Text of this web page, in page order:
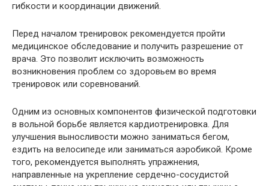
гибкости и координации движений.
Перед началом тренировок рекомендуется пройти
медицинское обследование и получить разрешение от
врача. Это позволит исключить возможность
возникновения проблем со здоровьем во время
тренировок или соревнований.
Одним из основных компонентов физической подготовки
в вольной борьбе является кардиотренировка. Для
улучшения выносливости можно заниматься бегом,
ездить на велосипеде или заниматься аэробикой. Кроме
того, рекомендуется выполнять упражнения,
направленные на укрепление сердечно-сосудистой